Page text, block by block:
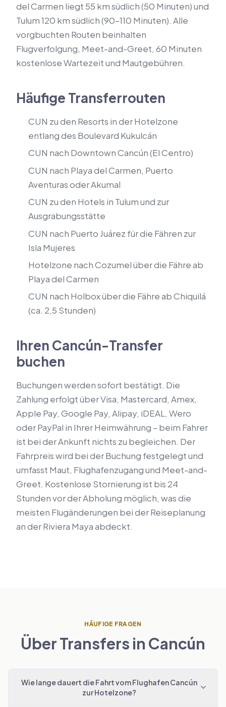
del Carmen liegt 55 km südlich (50 Minuten) und
Tulum 120 km südlich (90–110 Minuten). Alle
vorgbuchten Routen beinhalten
Flugverfolgung, Meet-and-Greet, 60 Minuten
kostenlose Wartezeit und Mautgebühren.
Häufige Transferrouten
CUN zu den Resorts in der Hotelzone
entlang des Boulevard Kukulcán
CUN nach Downtown Cancún (El Centro)
CUN nach Playa del Carmen, Puerto
Aventuras oder Akumal
CUN zu den Hotels in Tulum und zur
Ausgrabungsstätte
CUN nach Puerto Juárez für die Fähren zur
Isla Mujeres
Hotelzone nach Cozumel über die Fähre ab
Playa del Carmen
CUN nach Holbox über die Fähre ab Chiquilá
(ca. 2,5 Stunden)
Ihren Cancún-Transfer
buchen
Buchungen werden sofort bestätigt. Die
Zahlung erfolgt über Visa, Mastercard, Amex,
Apple Pay, Google Pay, Alipay, iDEAL, Wero
oder PayPal in Ihrer Heimwährung – beim Fahrer
ist bei der Ankunft nichts zu begleichen. Der
Fahrpreis wird bei der Buchung festgelegt und
umfasst Maut, Flughafenzugang und Meet-and-
Greet. Kostenlose Stornierung ist bis 24
Stunden vor der Abholung möglich, was die
meisten Flugänderungen bei der Reiseplanung
an der Riviera Maya abdeckt.
HÄUFIGE FRAGEN
Über Transfers in Cancún
Wie lange dauert die Fahrt vom Flughafen Cancún
zur Hotelzone?